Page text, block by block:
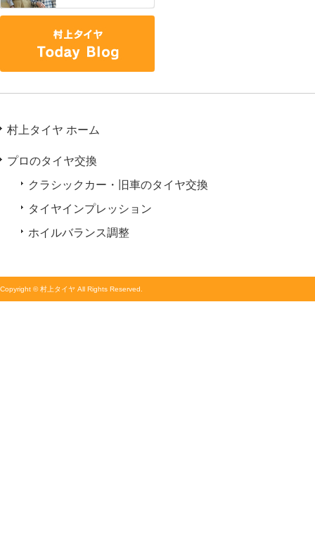
村上タイヤ ホーム
プロのタイヤ交換
クラシックカー・旧車のタイヤ交換
タイヤインプレッション
ホイルバランス調整
Copyright © 村上タイヤ All Rights Reserved.